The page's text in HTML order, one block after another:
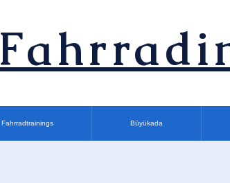
Fahrradtrainings Büyükada